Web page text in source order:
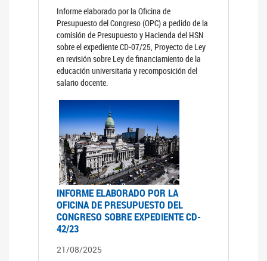
Informe elaborado por la Oficina de
Presupuesto del Congreso (OPC) a pedido de la
comisión de Presupuesto y Hacienda del HSN
sobre el expediente CD-07/25, Proyecto de Ley
en revisión sobre Ley de financiamiento de la
educación universitaria y recomposición del
salario docente.
INFORME ELABORADO POR LA
OFICINA DE PRESUPUESTO DEL
CONGRESO SOBRE EXPEDIENTE CD-
42/23
21/08/2025